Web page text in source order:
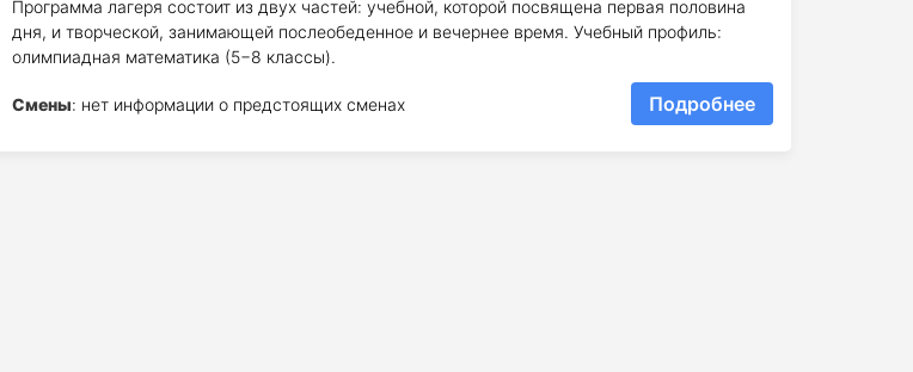
Программа лагеря состоит из двух частей: учебной, которой посвящена первая половина
дня, и творческой, занимающей послеобеденное и вечернее время. Учебный профиль:
олимпиадная математика (5−8 классы).
Смены: нет информации о предстоящих сменах Подробнее